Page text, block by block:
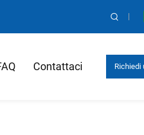
Contattaci Richiedi